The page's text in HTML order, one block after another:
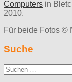
Computers in
2010.
Für beide Fotos ©
Suche
Suche
nach: